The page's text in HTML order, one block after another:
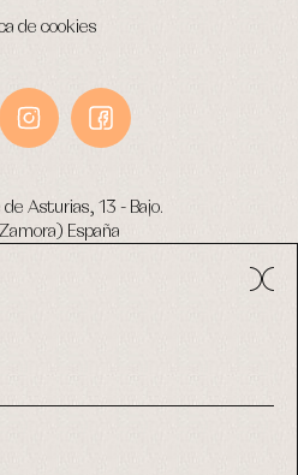
de cookies
Asturias, 13 - Bajo.
España